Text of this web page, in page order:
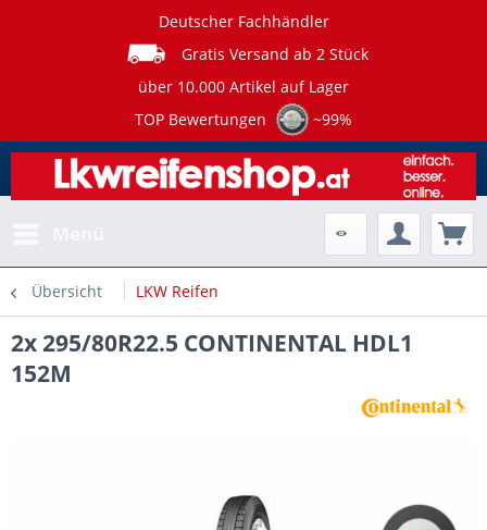
Deutscher Fachhändler
Gratis Versand ab 2 Stück
über 10.000 Artikel auf Lager
TOP Bewertungen
~99%
Übersicht LKW Reifen
2x 295/80R22.5 CONTINENTAL HDL1
152M